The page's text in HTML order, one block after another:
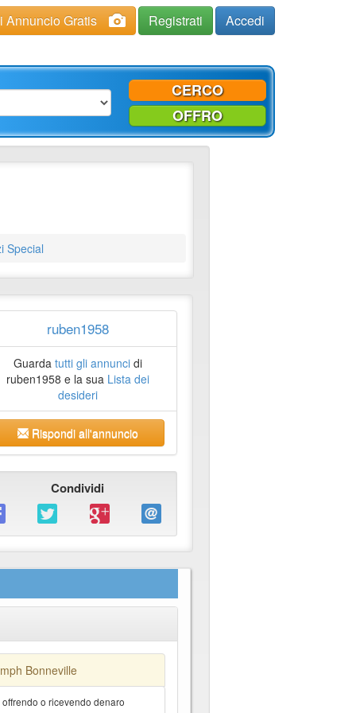
Annuncio Gratis Registrati Accedi
CERCO
OFFRO
Special
ruben1958
Guarda tutti gli annuncidi
ruben1958 e la sua Lista dei
desideri
Rispondi all'annuncio
Condividi
Bonneville
o ricevendo denaro